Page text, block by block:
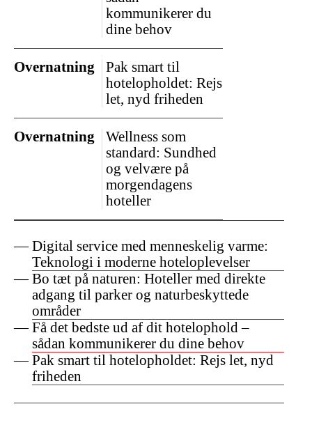
Digital service med menneskelig varme:
Teknologi i moderne hoteloplevelser
Bo tæt på naturen: Hoteller med direkte
adgang til parker og naturbeskyttede
områder
Få det bedste ud af dit hotelophold –
sådan kommunikerer du dine behov
Pak smart til hotelopholdet: Rejs let, nyd
friheden
kommunikerer du
dine behov
Pak smart til
hotelopholdet: Rejs
let, nyd friheden
Overnatning
Wellness som
standard: Sundhed
og velvære på
morgendagens
hoteller
Overnatning